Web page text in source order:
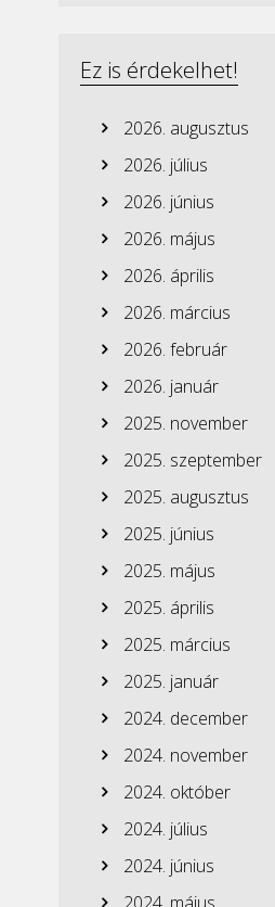
Ez is érdekelhet!
2026. augusztus
2026. július
2026. június
2026. május
2026. április
2026. március
2026. február
2026. január
2025. november
2025. szeptember
2025. augusztus
2025. június
2025. május
2025. április
2025. március
2025. január
2024. december
2024. november
2024. október
2024. július
2024. június